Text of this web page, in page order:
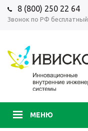
8 (800) 250 22 64
Звонок по РФ бесплатный
МЕНЮ